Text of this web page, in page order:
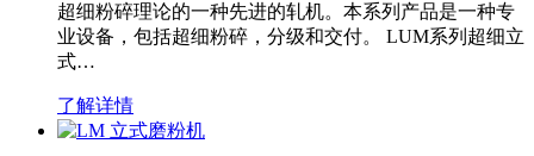
超细粉碎理论的一种先进的轧机。本系列产品是一种专
业设备，包括超细粉碎，分级和交付。 LUM系列超细立
式…
了解详情